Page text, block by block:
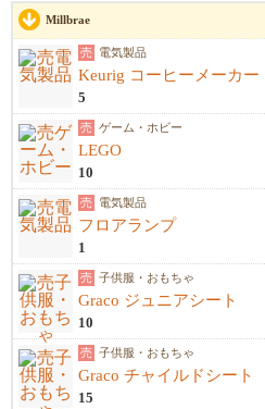
Millbrae
売 電気製品
Keurig コーヒーメーカー
5
売 ゲーム・ホビー
LEGO
10
売 電気製品
フロアランプ
1
売 子供服・おもちゃ
Graco ジュニアシート
10
売 子供服・おもちゃ
Graco チャイルドシート
15